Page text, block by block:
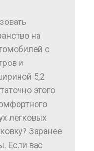
на
с
и
5,2
этого
легковых
Заранее
Если вас